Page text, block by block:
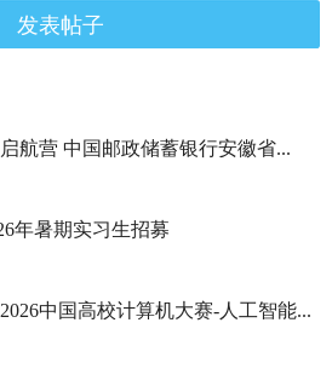
发表帖子
来 ——U梦启航营 中国邮政储蓄银行安徽省...
年暑期实习生招募
中国高校计算机大赛-人工智能...